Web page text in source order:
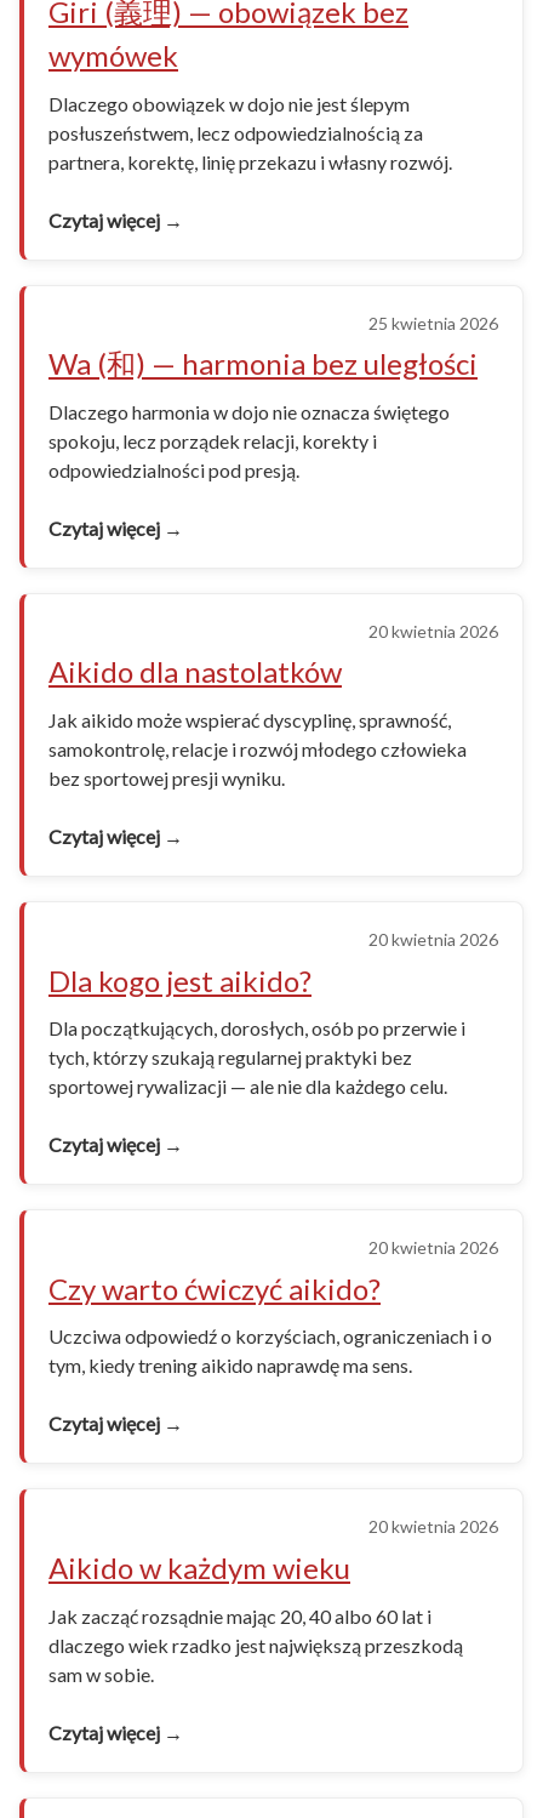
Giri (義理) — obowiązek bez
wymówek
Dlaczego obowiązek w dojo nie jest ślepym
posłuszeństwem, lecz odpowiedzialnością za
partnera, korektę, linię przekazu i własny rozwój.
Czytaj więcej →
25 kwietnia 2026
Wa (和) — harmonia bez uległości
Dlaczego harmonia w dojo nie oznacza świętego
spokoju, lecz porządek relacji, korekty i
odpowiedzialności pod presją.
Czytaj więcej →
20 kwietnia 2026
Aikido dla nastolatków
Jak aikido może wspierać dyscyplinę, sprawność,
samokontrolę, relacje i rozwój młodego człowieka
bez sportowej presji wyniku.
Czytaj więcej →
20 kwietnia 2026
Dla kogo jest aikido?
Dla początkujących, dorosłych, osób po przerwie i
tych, którzy szukają regularnej praktyki bez
sportowej rywalizacji — ale nie dla każdego celu.
Czytaj więcej →
20 kwietnia 2026
Czy warto ćwiczyć aikido?
Uczciwa odpowiedź o korzyściach, ograniczeniach i o
tym, kiedy trening aikido naprawdę ma sens.
Czytaj więcej →
20 kwietnia 2026
Aikido w każdym wieku
Jak zacząć rozsądnie mając 20, 40 albo 60 lat i
dlaczego wiek rzadko jest największą przeszkodą
sam w sobie.
Czytaj więcej →